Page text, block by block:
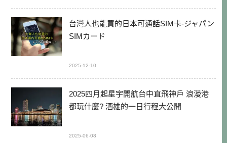
台灣人也能買的日本可通話SIM卡-ジャパン
SIMカード
2025-12-10
2025四月起星宇開航台中直飛神戶 浪漫港
都玩什麼? 酒雄的一日行程大公開
2025-06-08